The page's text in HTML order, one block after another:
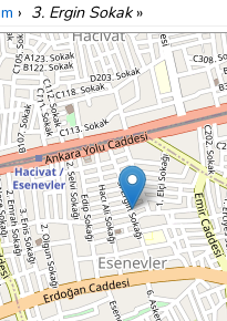
› 3. Ergin Sokak»